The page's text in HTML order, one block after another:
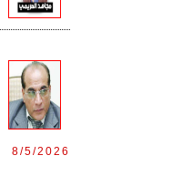
8/5/2026